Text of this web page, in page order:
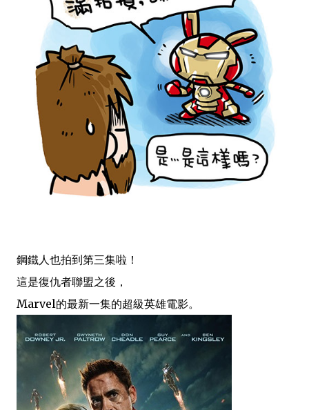
鋼鐵人也拍到第三集啦 ！
這是復仇者聯盟之後，
Marvel的最新一集的超級英雄電影。